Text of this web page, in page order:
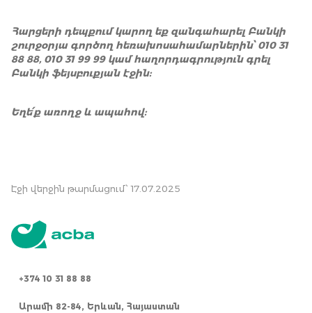
Հարցերի դեպքում կարող եք զանգահարել Բանկի
շուրջօրյա գործող հեռախոսահամարներին՝ 010 31
88 88, 010 31 99 99 կամ հաղորդագրություն գրել
Բանկի ֆեյսբուքյանէջին:
Եղե՛ք առողջ և ապահով:
Էջի վերջին թարմացում՝ 17.07.2025
+374 10 31 88 88
Արամի 82-84, Երևան, Հայաստան